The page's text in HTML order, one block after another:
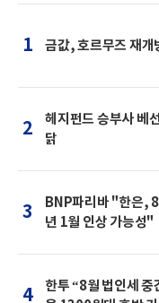
1 금값, 호르무즈 재개
2
헤지펀드 승부사 베
닭
3
BNP파리바 "한은, 8
년 1월 인상 가능성"
4
한투 “8월 법인세